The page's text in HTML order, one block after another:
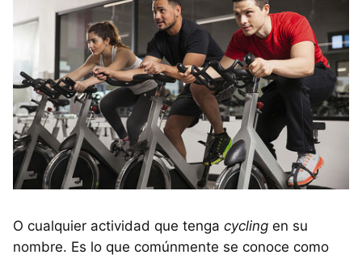
O cualquier actividad que tenga cycling en su
nombre. Es lo que comúnmente se conoce como